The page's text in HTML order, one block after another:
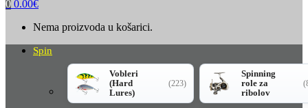
0 0.00€
Nema proizvoda u košarici.
Spin
Vobleri
(Hard
Lures)
(223)
Spinning
role za
ribolov